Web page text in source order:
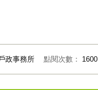
政事務所 點閱次數： 1600